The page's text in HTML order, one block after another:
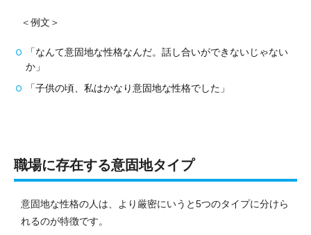
＜例文＞
「なんて意固地な性格なんだ。話し合いができないじゃない
か」
「子供の頃、私はかなり意固地な性格でした」
職場に存在する意固地タイプ
意固地な性格の人は、より厳密にいうと5つのタイプに分けら
れるのが特徴です。